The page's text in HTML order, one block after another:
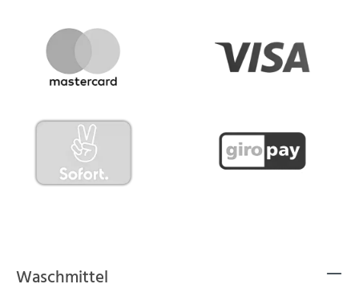
Waschmittel